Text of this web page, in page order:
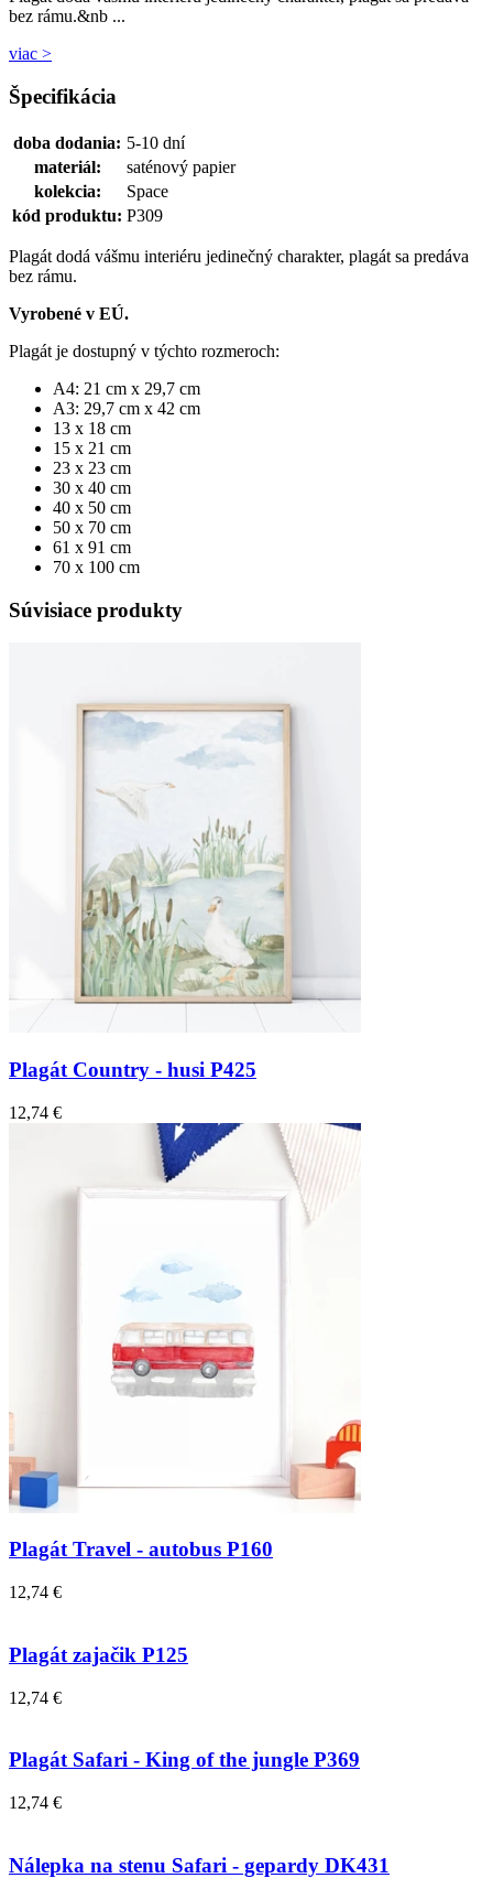
bez rámu.&nb ...
viac >
Špecifikácia
doba dodania: 5-10 dní
materiál:
saténový papier
kolekcia:
Space
kód produktu: P309
Plagát dodá vášmu interiéru jedinečný charakter, plagát sa predáva
bez rámu.
Vyrobené v EÚ.
Plagát je dostupný v týchto rozmeroch:
A4: 21 cm x 29,7 cm
A3: 29,7 cm x 42 cm
13 x 18 cm
15 x 21 cm
23 x 23 cm
30 x 40 cm
40 x 50 cm
50 x 70 cm
61 x 91 cm
70 x 100 cm
Súvisiace produkty
Plagát Country - husi P425
12,74 €
Plagát Travel - autobus P160
12,74 €
Plagát zajačik P125
12,74 €
Plagát Safari - King of the jungle P369
12,74 €
Nálepka na stenu Safari - gepardy DK431